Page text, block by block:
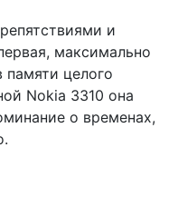
и
максимально
памяти целого
Nokia 3310 она
о временах,